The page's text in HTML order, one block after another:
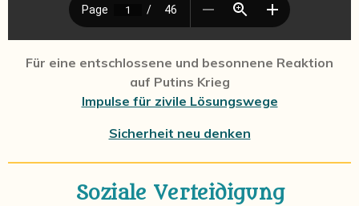
Für eine entschlossene und besonnene Reaktion
auf Putins Krieg
Impulse für zivile Lösungswege
Sicherheit neu denken
Soziale Verteidigung